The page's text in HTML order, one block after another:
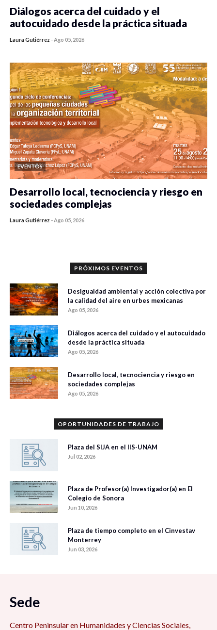
Diálogos acerca del cuidado y el
autocuidado desde la práctica situada
Laura Gutiérrez -Ago 05, 2026
EVENTOS
Desarrollo local, tecnociencia y riesgo en
sociedades complejas
Laura Gutiérrez -Ago 05, 2026
PRÓXIMOS EVENTOS
Desigualdad ambiental y acción colectiva por
la calidad del aire en urbes mexicanas
Ago 05, 2026
Diálogos acerca del cuidado y el autocuidado
desde la práctica situada
Ago 05, 2026
Desarrollo local, tecnociencia y riesgo en
sociedades complejas
Ago 05, 2026
OPORTUNIDADES DE TRABAJO
Plaza del SIJA en el IIS-UNAM
Jul 02, 2026
Plaza de Profesor(a) Investigador(a) en El
Colegio de Sonora
Jun 10, 2026
Plaza de tiempo completo en el Cinvestav
Monterrey
Jun 03, 2026
Sede
Centro Peninsular en Humanidades y Ciencias Sociales,